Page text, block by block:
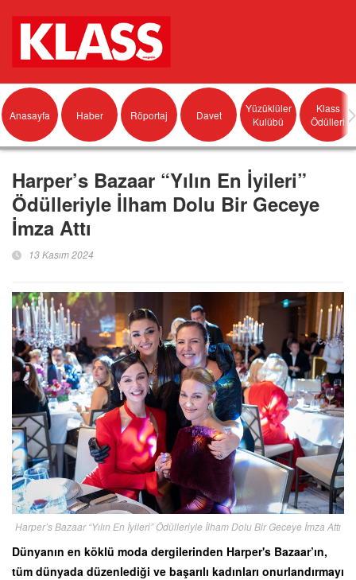
Anasayfa Haber Röportaj Davet
Yüzüklüler
Kulübü
Klass
Ödülleri
Harper’s Bazaar “Yılın En İyileri”
Ödülleriyle İlham Dolu Bir Geceye
İmza Attı
13 Kasım 2024
Harper’s Bazaar “Yılın En İyileri” Ödülleriyle İlham Dolu Bir Geceye İmza Attı
Dünyanın en köklü moda dergilerinden Harper's Bazaar’ın,
tüm dünyada düzenlediği ve başarılı kadınları onurlandırmayı